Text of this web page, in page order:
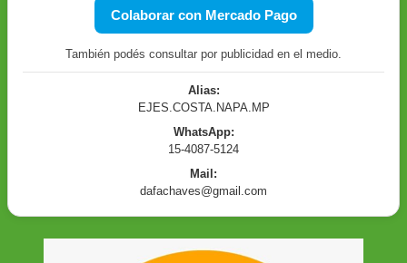
Colaborar con Mercado Pago
También podés consultar por publicidad en el medio.
Alias:
EJES.COSTA.NAPA.MP
WhatsApp:
15-4087-5124
Mail:
dafachaves@gmail.com